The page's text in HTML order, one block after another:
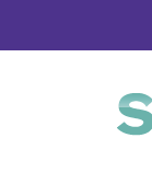
content